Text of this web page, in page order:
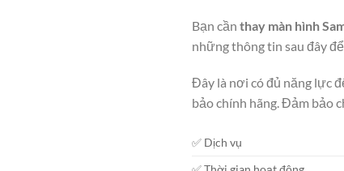
Bạn cần thay màn hình
những thông tin sau đây
Đây là nơi có đủ năng lực
bảo chính hãng. Đảm bảo
✅ Dịch vụ